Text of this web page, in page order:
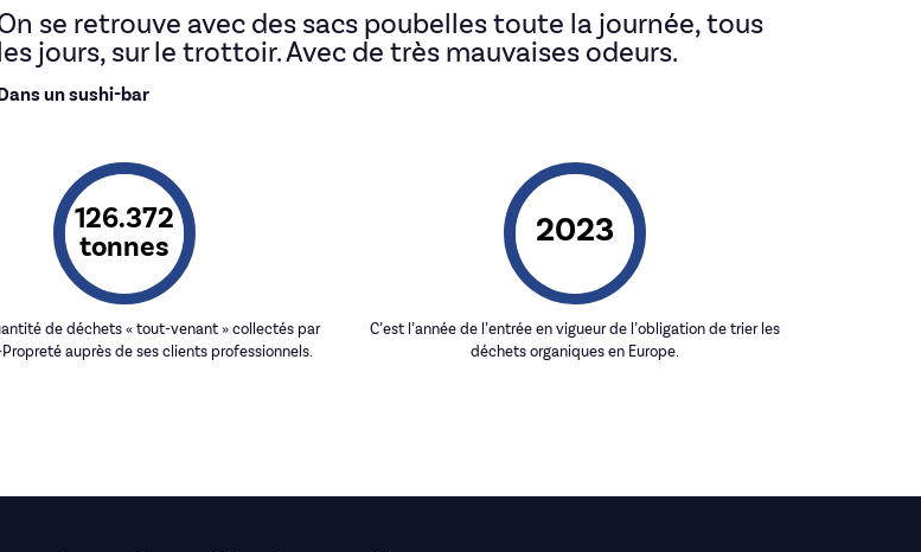
se retrouve avec des sacs poubelles toute la journée, tous
les jours, sur le trottoir. Avec de très mauvaises odeurs.
un sushi-bar
126.372
tonnes
de déchets « tout-venant » collectés par
Propreté auprès de ses clients professionnels.
2023
C’est l’année de l’entrée en vigueur de l’obligation de trier les
déchets organiques en Europe.